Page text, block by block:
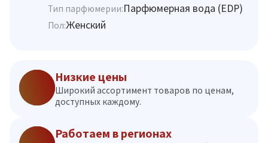
Тип парфюмерии:Парфюмерная вода (EDP)
Пол:Женский
Низкие цены
Широкий ассортимент товаров по ценам,
доступных каждому.
Работаем в регионах